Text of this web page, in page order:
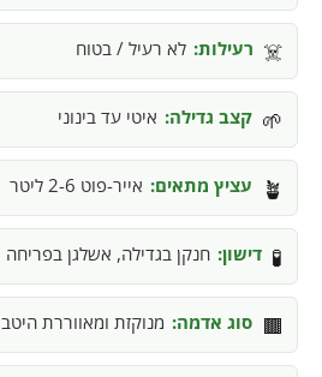
☠️ רעילות: לא רעיל / בטוח
🌱 קצב גדילה: איטי עד בינוני
🪴 עציץ מתאים: אייר-פוט 2-6 ליטר
🧪 דישון: חנקן בגדילה, אשלגן בפריחה
🟫 סוג אדמה: מנוקזת ומאווררת היטב